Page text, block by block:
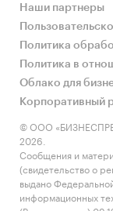
Наши партнеры
Политика
Политика в
Облако для
Корпоративный
© ООО
2026.
Сообщения и
(свидетельство о
выдано
информационных